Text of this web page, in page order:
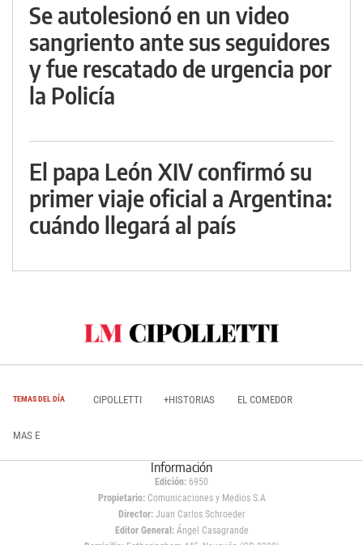
Se autolesionó en un video
sangriento ante sus seguidores
y fue rescatado de urgencia por
la Policía
El papa León XIV confirmó su
primer viaje oficial a Argentina:
cuándo llegará al país
TEMAS DEL DÍA CIPOLLETTI +HISTORIAS EL COMEDOR
MAS E
Información
Edición: 6950
Propietario:Comunicaciones y Medios S.A
Director: Juan Carlos Schroeder
Editor General:Ángel Casagrande